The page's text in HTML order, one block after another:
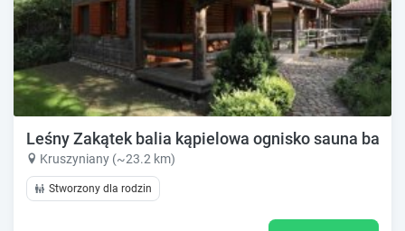
Leśny Zakątek balia kąpielowa ognisko sauna
Kruszyniany (~23.2 km)
Stworzony dla rodzin